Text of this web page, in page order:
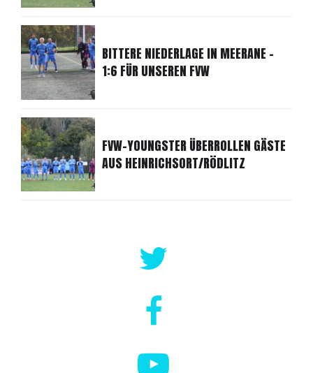
BITTERE NIEDERLAGE IN MEERANE -
1:6 FÜR UNSEREN FVW
FVW-YOUNGSTER ÜBERROLLEN GÄSTE
AUS HEINRICHSORT/RÖDLITZ